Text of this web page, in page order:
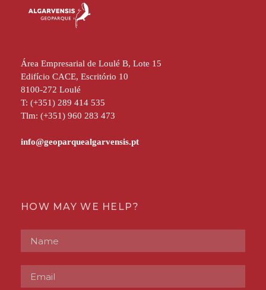
Área Empresarial de Loulé B, Lote 15
Edifício CACE, Escritório 10
8100-272 Loulé
T: (+351) 289 414 535
Tlm: (+351) 960 283 473
HOW MAY WE HELP?